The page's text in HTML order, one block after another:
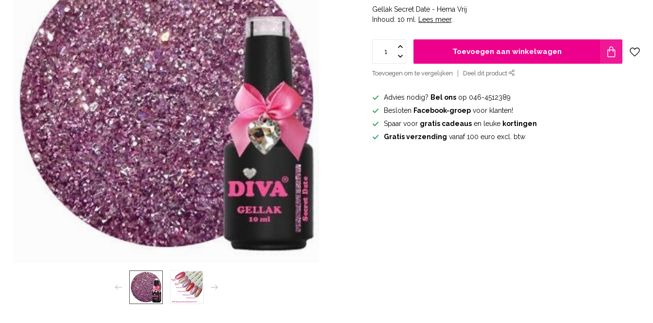
Gellak Secret Date - Hema Vrij
Inhoud: 10 ml.
Lees meer.
Toevoegen aan winkelwagen
Toevoegen om te vergelijken Deel dit product
Advies nodig? Bel ons op 046-4512389
Besloten Facebook-groep voor klanten!
Spaar voor gratis cadeaus en leuke kortingen
Gratis verzending vanaf 100 euro excl. btw